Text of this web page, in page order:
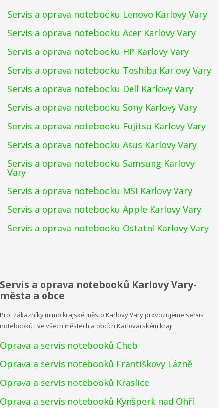
Servis a oprava notebooku Lenovo Karlovy Vary
Servis a oprava notebooku Acer Karlovy Vary
Servis a oprava notebooku HP Karlovy Vary
Servis a oprava notebooku Toshiba Karlovy Vary
Servis a oprava notebooku Dell Karlovy Vary
Servis a oprava notebooku Sony Karlovy Vary
Servis a oprava notebooku Fujitsu Karlovy Vary
Servis a oprava notebooku Asus Karlovy Vary
Servis a oprava notebooku Samsung Karlovy
Vary
Servis a oprava notebooku MSI Karlovy Vary
Servis a oprava notebooku Apple Karlovy Vary
Servis a oprava notebooku Ostatní Karlovy Vary
Servis a oprava notebooků Karlovy Vary-
města a obce
Pro zákazníky mimo krajské město Karlovy Vary provozujeme servis
notebooků i ve všech městech a obcích Karlovarském kraji
Oprava a servis notebooků Cheb
Oprava a servis notebooků Františkovy Lázně
Oprava a servis notebooků Kraslice
Oprava a servis notebooků Kynšperk nad Ohří